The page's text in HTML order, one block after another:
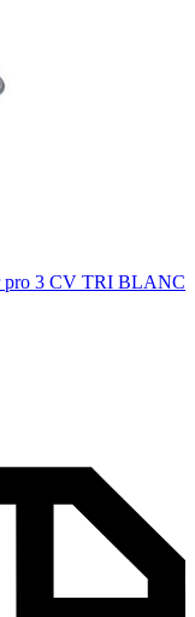
pro 3 CV TRI BLANC